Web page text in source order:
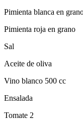
Pimienta blanca en
Pimienta roja en grano
Sal
Aceite de oliva
Vino blanco 500 cc
Ensalada
Tomate 2